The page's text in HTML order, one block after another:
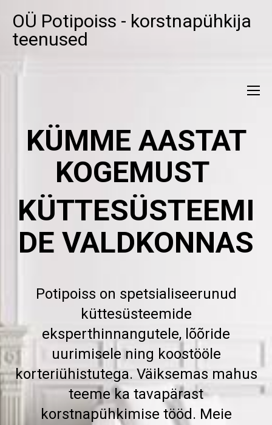
OÜ Potipoiss - korstnapühkija
teenused
KÜMME AASTAT
KOGEMUST
KÜTTESÜSTEEMI
DE VALDKONNAS
Potipoiss on spetsialiseerunud
küttesüsteemide
eksperthinnangutele, lõõride
uurimisele ning koostööle
korteriühistutega. Väiksemas mahus
teeme ka tavapärast
korstnapühkimise tööd. Meie